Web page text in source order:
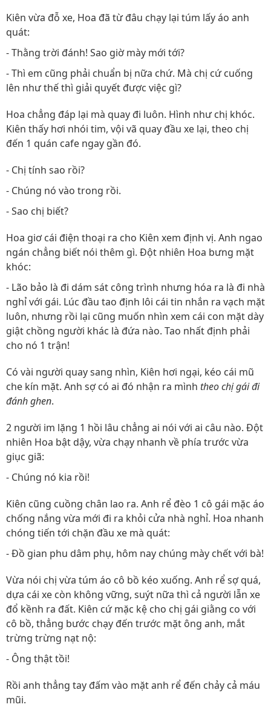
Kiên vừa đỗ xe, Hoa đã từ đâu chạy lại túm lấy áo anh
quát:
- Thằng trời đánh! Sao giờ mày mới tới?
- Thì em cũng phải chuẩn bị nữa chứ. Mà chị cứ cuống
lên như thế thì giải quyết được việc gì?
Hoa chẳng đáp lại mà quay đi luôn. Hình như chị khóc.
Kiên thấy hơi nhói tim, vội vã quay đầu xe lại, theo chị
đến 1 quán cafe ngay gần đó.
- Chị tính sao rồi?
- Chúng nó vào trong rồi.
- Sao chị biết?
Hoa giơ cái điện thoại ra cho Kiên xem định vị. Anh ngao
ngán chẳng biết nói thêm gì. Đột nhiên Hoa bưng mặt
khóc:
- Lão bảo là đi dám sát công trình nhưng hóa ra là đi nhà
nghỉ với gái. Lúc đầu tao định lôi cái tin nhắn ra vạch mặt
luôn, nhưng rồi lại cũng muốn nhìn xem cái con mặt dày
giật chồng người khác là đứa nào. Tao nhất định phải
cho nó 1 trận!
Có vài người quay sang nhìn, Kiên hơi ngại, kéo cái mũ
che kín mặt. Anh sợ có ai đó nhận ra mình theo chị gái đi
đánh ghen.
2 người im lặng 1 hồi lâu chẳng ai nói với ai câu nào. Đột
nhiên Hoa bật dậy, vừa chạy nhanh về phía trước vừa
giục giã:
- Chúng nó kia rồi!
Kiên cũng cuồng chân lao ra. Anh rể đèo 1 cô gái mặc áo
chống nắng vừa mới đi ra khỏi cửa nhà nghỉ. Hoa nhanh
chóng tiến tới chặn đầu xe mà quát:
- Đồ gian phu dâm phụ, hôm nay chúng mày chết với bà!
Vừa nói chị vừa túm áo cô bồ kéo xuống. Anh rể sợ quá,
dựa cái xe còn không vững, suýt nữa thì cả người lẫn xe
đổ kềnh ra đất. Kiên cứ mặc kệ cho chị gái giằng co với
cô bồ, thẳng bước chạy đến trước mặt ông anh, mắt
trừng trừng nạt nộ:
- Ông thật tồi!
Rồi anh thẳng tay đấm vào mặt anh rể đến chảy cả máu
mũi.